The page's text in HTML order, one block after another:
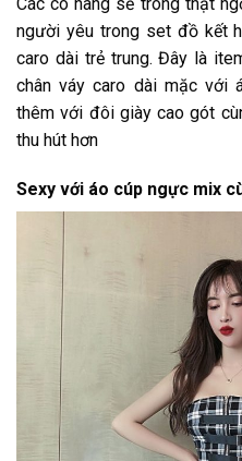
người yêu trong set đồ kết
caro dài trẻ trung. Đây là
chân váy caro dài mặc với
thêm với đôi giày cao gót
thu hút hơn
Sexy với áo cúp ngực mix